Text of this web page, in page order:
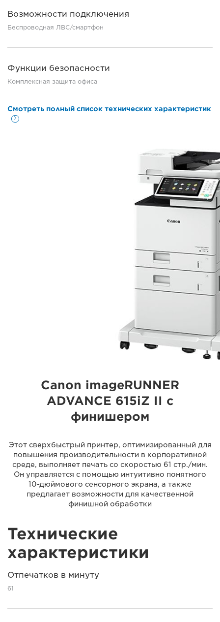
Возможности подключения
Беспроводная ЛВС/смартфон
Функции безопасности
Комплексная защита офиса
Смотреть полный список технических характеристик
Canon imageRUNNER
ADVANCE 615iZ II с
финишером
Этот сверхбыстрый принтер, оптимизированный для
повышения производительности в корпоративной
среде, выполняет печать со скоростью 61 стр./мин.
Он управляется с помощью интуитивно понятного
10-дюймового сенсорного экрана, а также
предлагает возможности для качественной
финишной обработки
Технические
характеристики
Отпечатков в минуту
61